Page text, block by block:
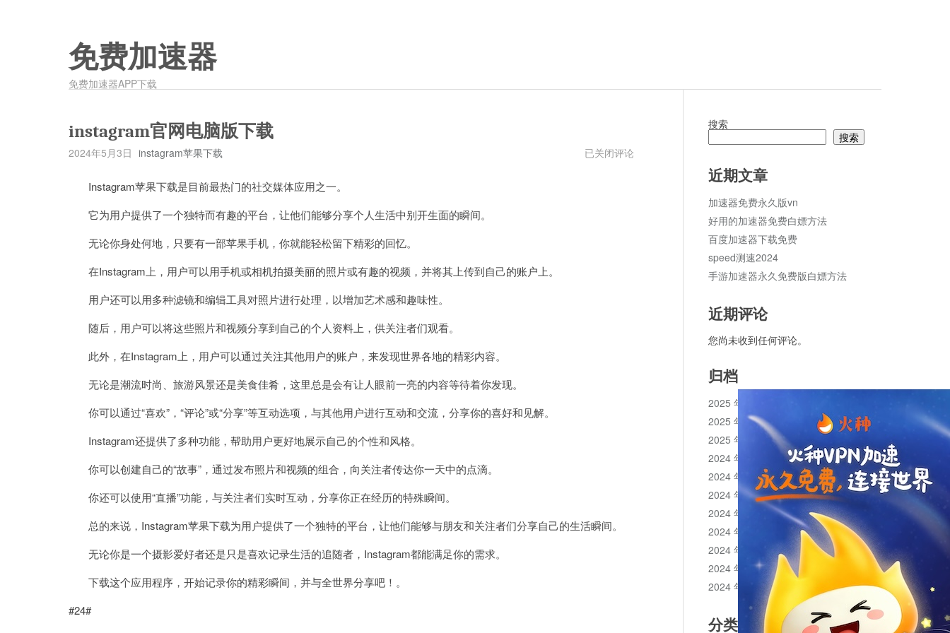
免费加速器
免费加速器APP下载
instagram官网电脑版下载
2024年5月3日 instagram苹果下载
instagram
已关闭评论
Instagram苹果下载是目前最热门的社交媒体应用之一。
它为用户提供了一个独特而有趣的平台，让他们能够分享个人生活中别开生面的瞬间。
无论你身处何地，只要有一部苹果手机，你就能轻松留下精彩的回忆。
在Instagram上，用户可以用手机或相机拍摄美丽的照片或有趣的视频，并将其上传到自己的账户上。
用户还可以用多种滤镜和编辑工具对照片进行处理，以增加艺术感和趣味性。
随后，用户可以将这些照片和视频分享到自己的个人资料上，供关注者们观看。
此外，在Instagram上，用户可以通过关注其他用户的账户，来发现世界各地的精彩内容。
无论是潮流时尚、旅游风景还是美食佳肴，这里总是会有让人眼前一亮的内容等待着你发现。
你可以通过“喜欢”，“评论”或“分享”等互动选项，与其他用户进行互动和交流，分享你的喜好和见解。
Instagram还提供了多种功能，帮助用户更好地展示自己的个性和风格。
你可以创建自己的“故事”，通过发布照片和视频的组合，向关注者传达你一天中的点滴。
你还可以使用“直播”功能，与关注者们实时互动，分享你正在经历的特殊瞬间。
总的来说，Instagram苹果下载为用户提供了一个独特的平台，让他们能够与朋友和关注者们分享自己的生活瞬间。
无论你是一个摄影爱好者还是只是喜欢记录生活的追随者，Instagram都能满足你的需求。
下载这个应用程序，开始记录你的精彩瞬间，并与全世界分享吧！。
#24#
搜索
搜索
近期文章
加速器免费永久版vn
好用的加速器免费白嫖方法
百度加速器下载免费
speed测速2024
手游加速器永久免费版白嫖方法
近期评论
您尚未收到任何评论。
归档
2025 年 11 月
2025 年 10 月
2025 年 1 月
2024 年 12 月
2024 年 11 月
2024 年 10 月
2024 年 9 月
2024 年 8 月
2024 年 7 月
2024 年 6 月
2024 年 5 月
分类目录